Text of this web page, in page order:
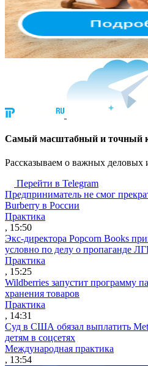
Cамый масштабный и точный
Рассказываем о важных деловых
Перейти в Telegram
Предприниматель не смог
Burberry в России
Практика
, 15:50
Экс-директора Popcorn Books
условно по делу о пропаганде
Практика
, 15:25
Wildberries запустит программу
хранения товаров
Практика
, 14:31
Суд в США обязал выплатить
детям в соцсетях
Международная практика
, 13:54